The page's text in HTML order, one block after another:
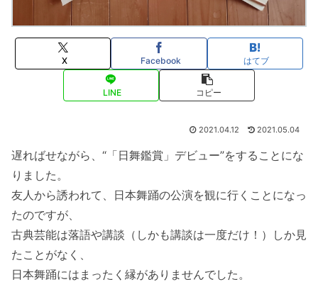
X Facebook はてブ
LINE コピー
2021.04.12 2021.05.04
遅ればせながら、“「日舞鑑賞」デビュー”をすることにな
りました。
友人から誘われて、日本舞踊の公演を観に行くことになっ
たのですが、
古典芸能は落語や講談（しかも講談は一度だけ！）しか見
たことがなく、
日本舞踊にはまったく縁がありませんでした。